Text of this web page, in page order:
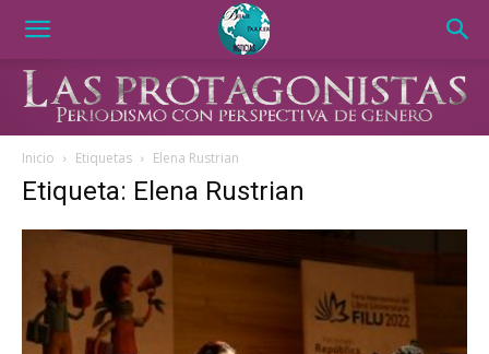
Inicio Etiquetas Elena Rustrian
Etiqueta: Elena Rustrian